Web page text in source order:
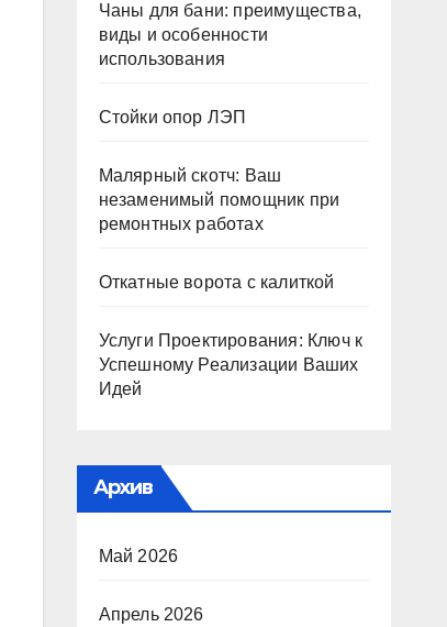
Чаны для бани: преимущества,
виды и особенности
использования
Стойки опор ЛЭП
Малярный скотч: Ваш
незаменимый помощник при
ремонтных работах
Откатные ворота с калиткой
Услуги Проектирования: Ключ к
Успешному Реализации Ваших
Идей
Архив
Май 2026
Апрель 2026